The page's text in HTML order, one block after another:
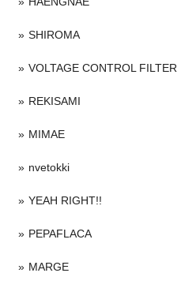
SHIROMA
VOLTAGE CONTROL FILTER
REKISAMI
MIMAE
nvetokki
YEAH RIGHT!!
PEPAFLACA
MARGE